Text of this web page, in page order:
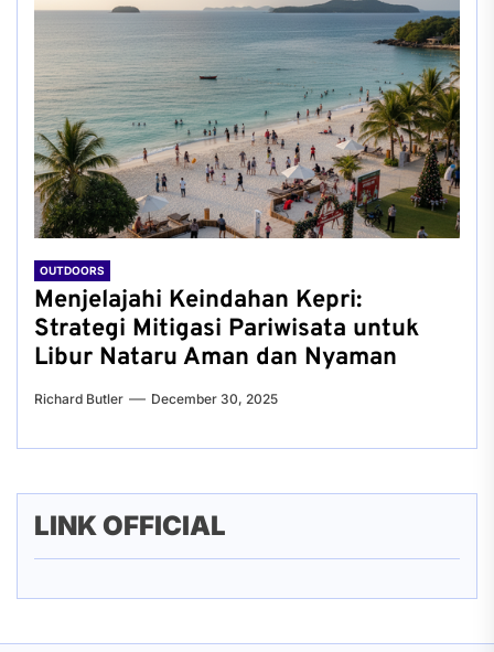
OUTDOORS
Menjelajahi Keindahan Kepri:
Strategi Mitigasi Pariwisata untuk
Libur Nataru Aman dan Nyaman
Richard Butler December 30, 2025
LINK OFFICIAL